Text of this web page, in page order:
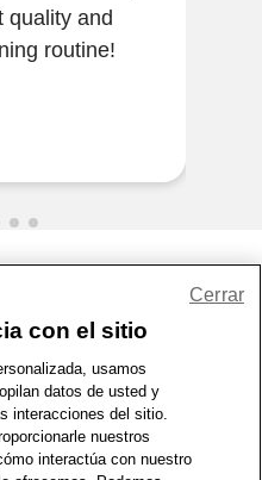
quality and
routine!
Términos de Uso | Accesibilidad
Policy | Mapa del sitio
- 2026 CVS.com
con el sitio
usamos
datos de usted y
interacciones del sitio.
nuestros
interactúa con nuestro
Cerrar